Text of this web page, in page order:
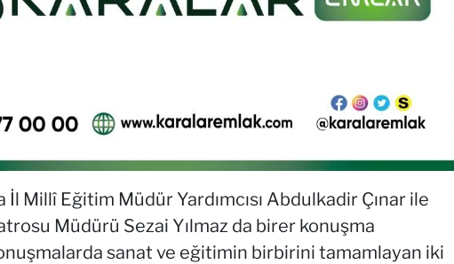
Millî Eğitim Müdür Yardımcısı Abdulkadir Çınar ile
Müdürü Sezai Yılmaz da birer konuşma
sanat ve eğitimin birbirini tamamlayan iki